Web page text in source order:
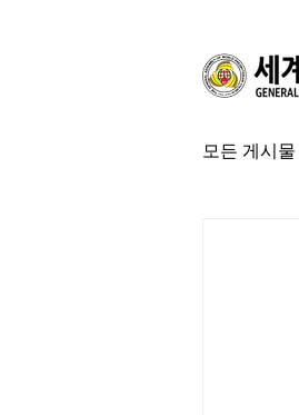
모든 게시물